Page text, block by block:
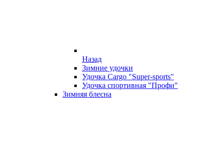
Назад
Зимние удочки
Удочка Cargo "Super-sports"
Удочка спортивная "Профи"
Зимняя блесна